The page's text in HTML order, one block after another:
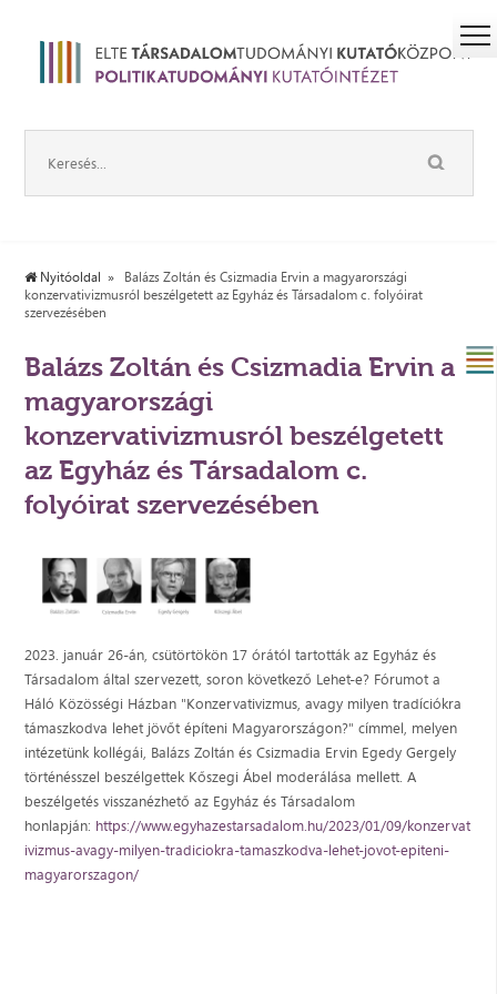
Nyitóoldal
Balázs Zoltán és Csizmadia Ervin a magyarországi
konzervativizmusról beszélgetett az Egyház és Társadalom c. folyóirat
szervezésében
Balázs Zoltán és Csizmadia Ervin a
magyarországi
konzervativizmusról beszélgetett
az Egyház és Társadalom c.
folyóirat szervezésében
2023. január 26-án, csütörtökön 17 órától tartották az Egyház és
Társadalom által szervezett, soron következő Lehet-e? Fórumot a
Háló Közösségi Házban "Konzervativizmus, avagy milyen tradíciókra
támaszkodva lehet jövőt építeni Magyarországon?" címmel, melyen
intézetünk kollégái, Balázs Zoltán és Csizmadia Ervin Egedy Gergely
történésszel beszélgettek Kőszegi Ábel moderálása mellett. A
beszélgetés visszanézhető az Egyház és Társadalom
honlapján: https://www.egyhazestarsadalom.hu/2023/01/09/konzervat
ivizmus-avagy-milyen-tradiciokra-tamaszkodva-lehet-jovot-epiteni-
magyarorszagon/